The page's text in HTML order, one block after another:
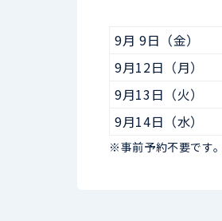
9月 9日（金）
9月12日（月）
9月13日（火）
9月14日（水）
※事前予約不要です